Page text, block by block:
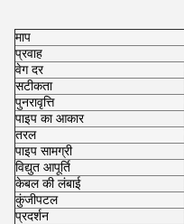
माप
प्रवाह
वेग दर
सटीकता
पुनरावृत्ति
पाइप का आकार
तरल
पाइप सामग्री
विद्युत आपूर्ति
केबल की लंबाई
कुंजीपटल
प्रदर्शन